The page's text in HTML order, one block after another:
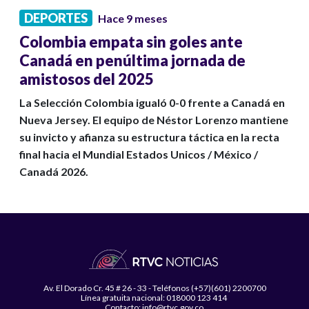
DEPORTES Hace 9 meses
Colombia empata sin goles ante
Canadá en penúltima jornada de
amistosos del 2025
La Selección Colombia igualó 0-0 frente a Canadá en
Nueva Jersey. El equipo de Néstor Lorenzo mantiene
su invicto y afianza su estructura táctica en la recta
final hacia el Mundial Estados Unicos / México /
Canadá 2026.
Av. El Dorado Cr. 45 # 26 - 33 - Teléfonos (+57)(601) 2200700
Línea gratuita nacional: 018000 123 414